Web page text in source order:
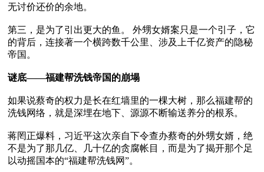
无讨价还价的余地。
第三，是为了引出更大的鱼。 外甥女婿案只是一个引子，它
的背后，连接著一个横跨数千公里、涉及上千亿资产的隐秘
帝国。
谜底——福建帮洗钱帝国的崩塌
如果说蔡奇的权力是长在红墙里的一棵大树，那么福建帮的
洗钱网络，就是深埋在地下、源源不断输送养分的根系。
蒋罔正爆料，习近平这次亲自下令查办蔡奇的外甥女婿，绝
不是为了那几亿、几十亿的贪腐帐目，而是为了揭开那个足
以动摇国本的“福建帮洗钱网”。